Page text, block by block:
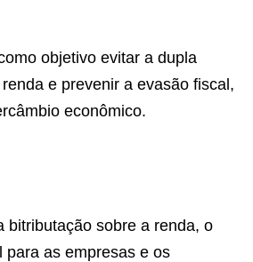
objetivo evitar a dupla
e prevenir a evasão fiscal,
econômico.
bitributação sobre a renda, o
para as empresas e os